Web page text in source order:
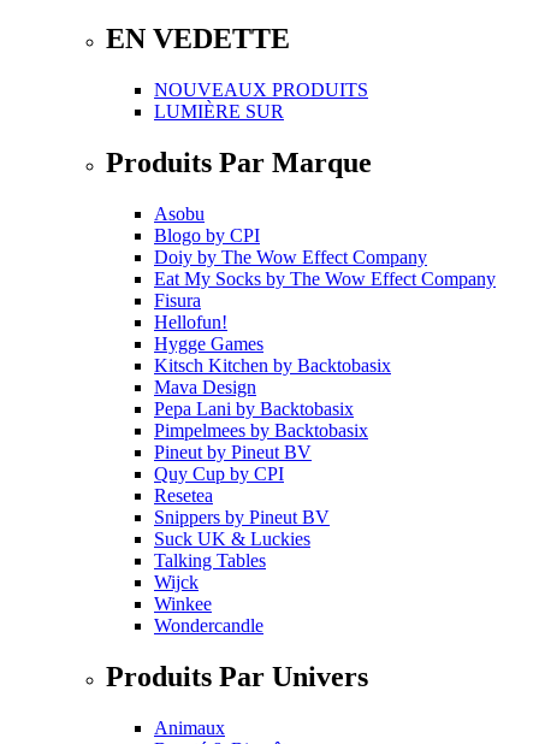
EN VEDETTE
NOUVEAUX PRODUITS
LUMIÈRE SUR
Produits Par Marque
Asobu
Blogo by CPI
Doiy by The Wow Effect Company
Eat My Socks by The Wow Effect Company
Fisura
Hellofun!
Hygge Games
Kitsch Kitchen by Backtobasix
Mava Design
Pepa Lani by Backtobasix
Pimpelmees by Backtobasix
Pineut by Pineut BV
Quy Cup by CPI
Resetea
Snippers by Pineut BV
Suck UK & Luckies
Talking Tables
Wijck
Winkee
Wondercandle
Produits Par Univers
Animaux